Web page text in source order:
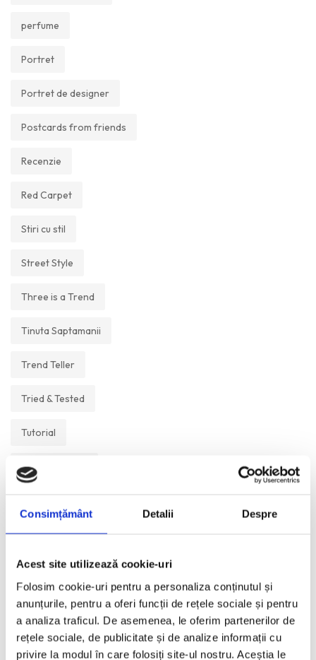
Consimțământ Detalii Despre
Acest site utilizează cookie-uri
Folosim cookie-uri pentru a personaliza conținutul și
anunțurile, pentru a oferi funcții de rețele sociale și pentru
a analiza traficul. De asemenea, le oferim partenerilor de
rețele sociale, de publicitate și de analize informații cu
privire la modul în care folosiți site-ul nostru. Aceștia le
perfume
Portret
Portret de designer
Postcards from friends
Recenzie
Red Carpet
Stiri cu stil
Street Style
Three is a Trend
Tinuta Saptamanii
Trend Teller
Tried & Tested
Tutorial
Un Muzeu Pe Zi
Visual Postcards
We like
ANI: